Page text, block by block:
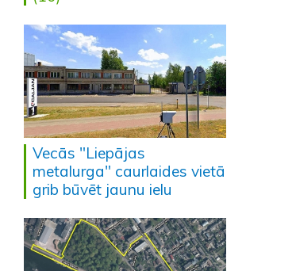
Vecās "Liepājas
metalurga" caurlaides vietā
grib būvēt jaunu ielu